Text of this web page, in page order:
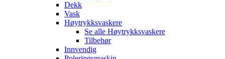
Dekk
Vask
Høytrykksvaskere
Se alle Høytrykksvaskere
Tilbehør
Innvendig